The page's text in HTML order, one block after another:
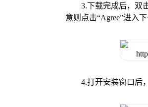
3.下载完成后，双
意则点击“Agree”进入下
4.打开安装窗口后